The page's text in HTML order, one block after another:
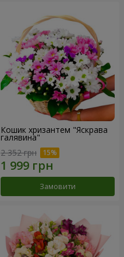
Кошик хризантем "Яскрава
галявина"
2 352 грн
Замовити